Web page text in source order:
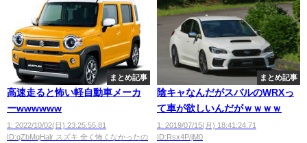
まとめ記事
高速走ると怖い軽自動車メーカ
ーwwwwww
1: 2022/10/02(日) 23:25:55.81
ID:qZbMqHalr スズキ 全く怖くなかったの
まとめ記事
陰キャなんだがスバルのWRXっ
て車が欲しいんだがｗｗｗｗ
1: 2019/07/15(月) 18:41:24.71
ID:Rsx4P/jM0